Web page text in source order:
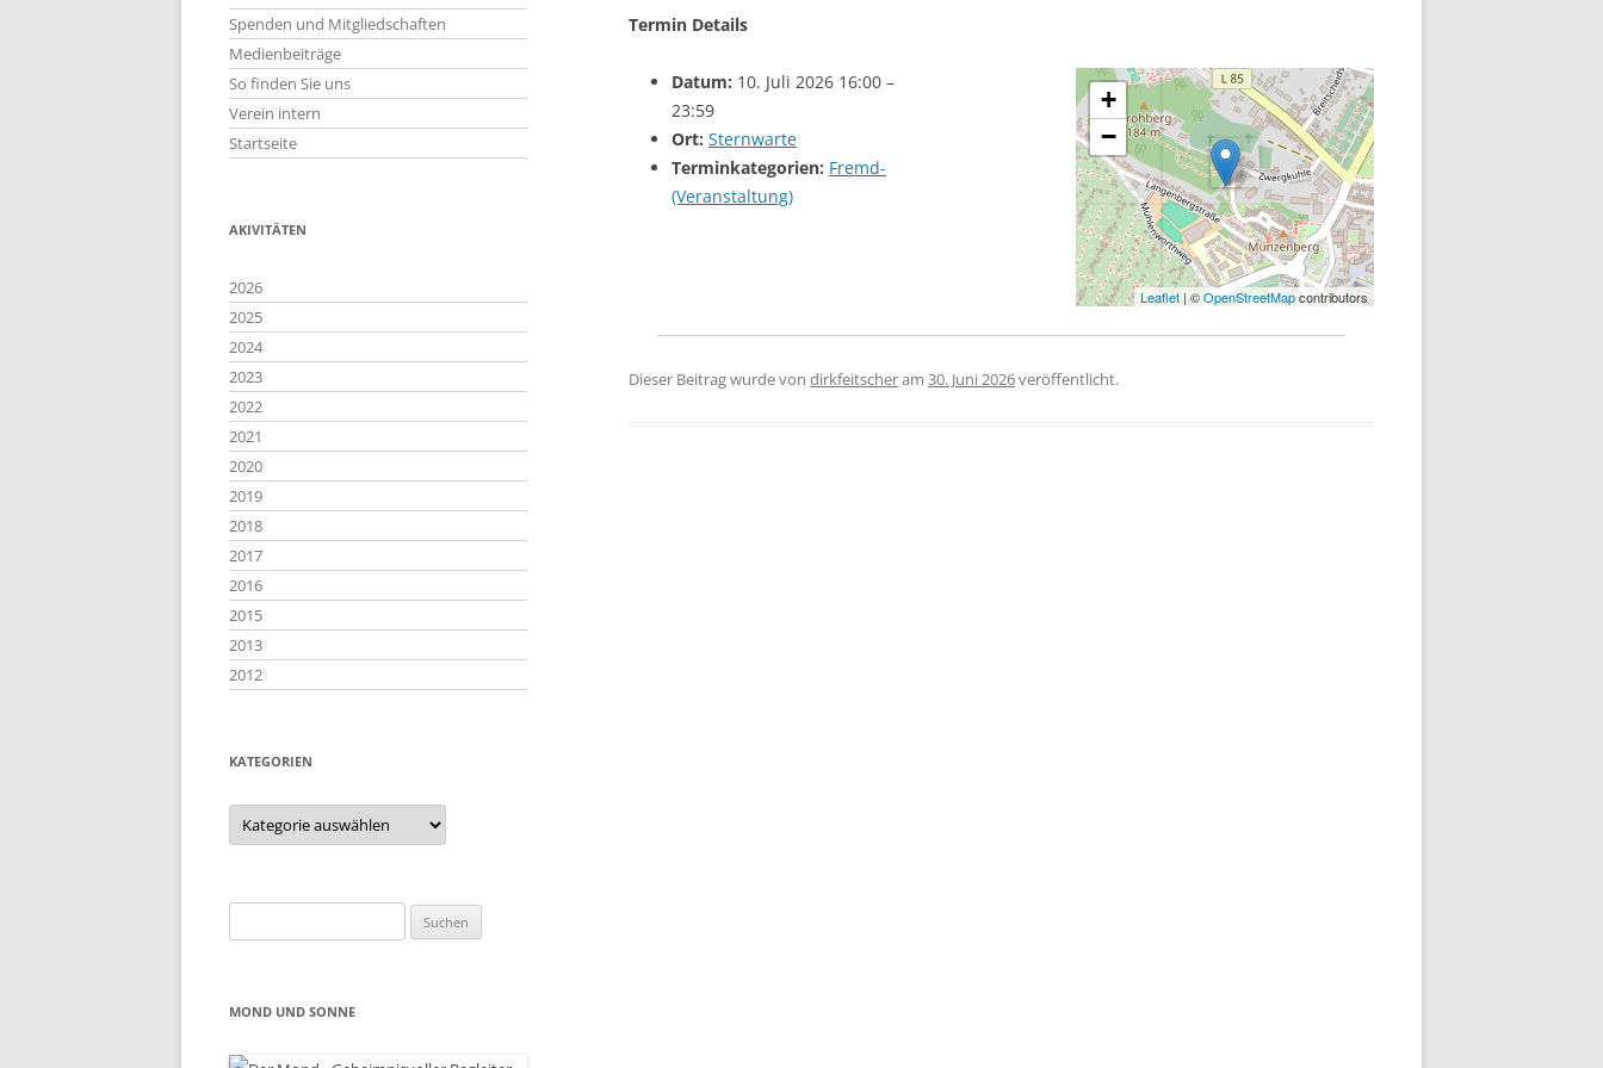
Termin Details
Datum: 10. Juli 2026 16:00 –
23:59
Ort: Sternwarte
Terminkategorien: Fremd-
(Veranstaltung)
+
−
Leaflet | ©OpenStreetMapcontributors
Dieser Beitrag wurdevondirkfeitscheram30. Juni 2026veröffentlicht.
Spenden und Mitgliedschaften
Medienbeiträge
So finden Sie uns
Verein intern
Startseite
AKIVITÄTEN
2026
2025
2024
2023
2022
2021
2020
2019
2018
2017
2016
2015
2013
2012
KATEGORIEN
Kategorien
nach:
MOND UND SONNE